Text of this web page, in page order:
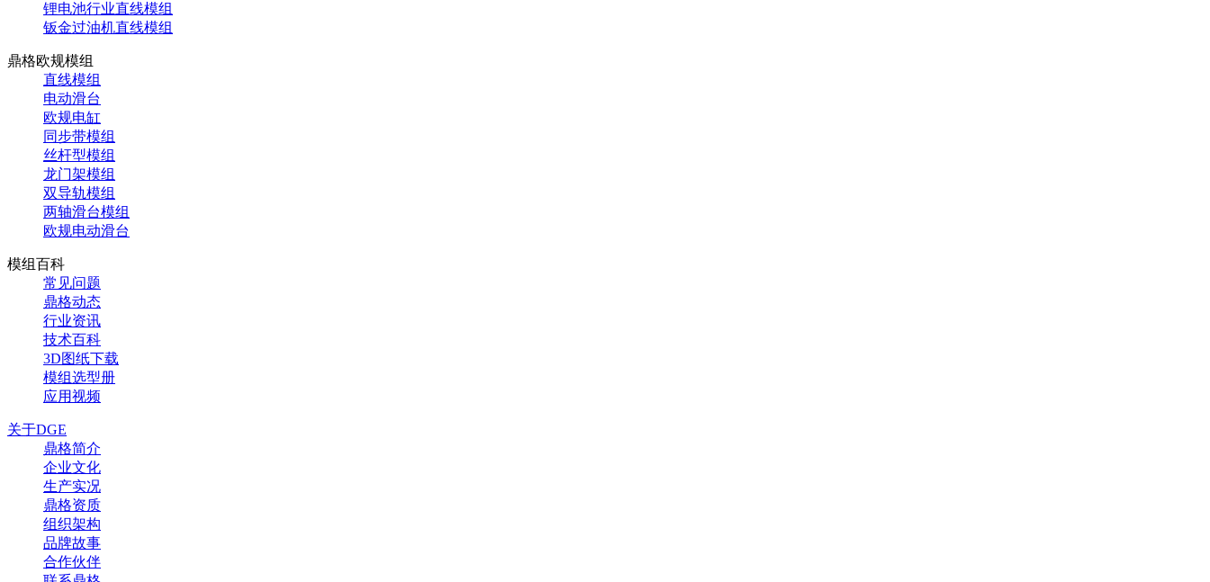
锂电池行业直线模组
钣金过油机直线模组
鼎格欧规模组
直线模组
电动滑台
欧规电缸
同步带模组
丝杆型模组
龙门架模组
双导轨模组
两轴滑台模组
欧规电动滑台
模组百科
常见问题
鼎格动态
行业资讯
技术百科
3D图纸下载
模组选型册
应用视频
关于DGE
鼎格简介
企业文化
生产实况
鼎格资质
组织架构
品牌故事
合作伙伴